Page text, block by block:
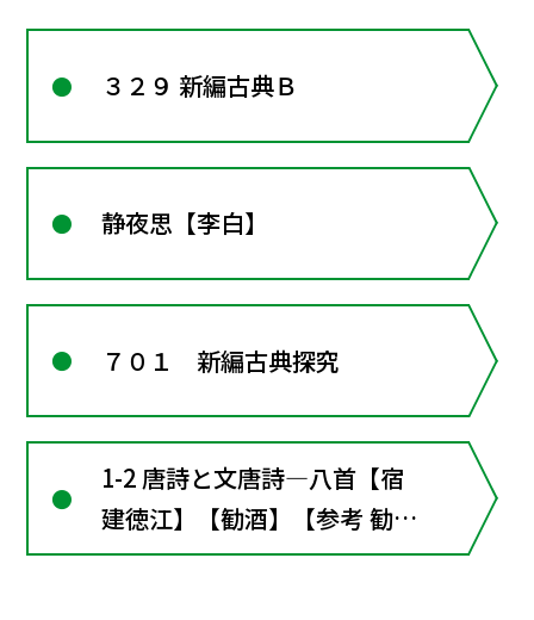
３２９ 新編古典Ｂ
静夜思【李白】
７０１ 新編古典探究
1-2 唐詩と文唐詩―八首【宿
建徳江】【勧酒】【参考 勧
酒】【静夜思】【磧中作】